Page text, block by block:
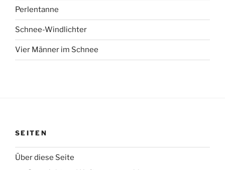
Perlentanne
Schnee-Windlichter
Vier Männer im Schnee
SEITEN
Über diese Seite